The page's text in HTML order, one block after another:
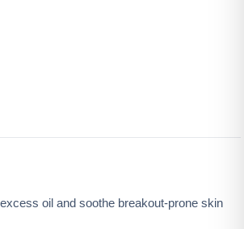
oil and soothe breakout-prone skin